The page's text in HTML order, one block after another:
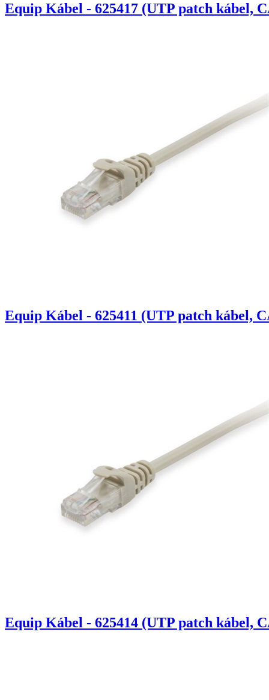
Equip Kábel - 625417 (UTP patch kábel,
Equip Kábel - 625411 (UTP patch kábel,
Equip Kábel - 625414 (UTP patch kábel,